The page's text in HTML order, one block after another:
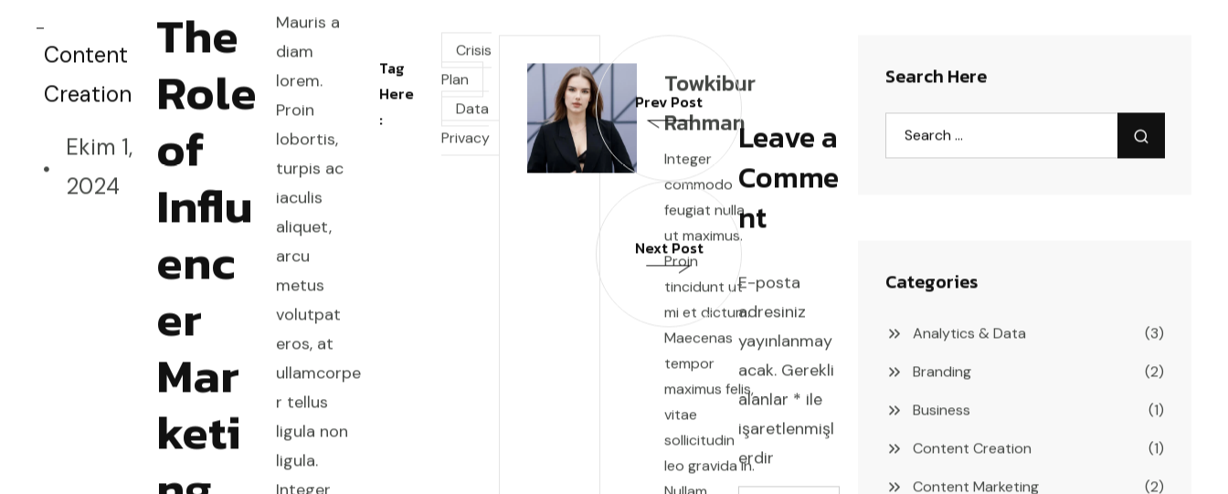
Content
Creation
Ekim 1,
2024
The
Role
of
Influ
enc
er
Mar
keti
Mauris a
diam
lorem.
Proin
lobortis,
turpis ac
iaculis
aliquet,
arcu
metus
volutpat
eros, at
ullamcorpe
r tellus
ligula non
ligula.
Tag
Here
:
Crisis
Plan
Data
Privacy
Towkibur
Rahman
Integer
commodo
feugiat nulla
ut maximus.
Proin
tincidunt ut
mi et dictum.
Maecenas
tempor
maximus felis,
vitae
sollicitudin
leo gravida in.
Prev Post
Next Post
Leave a
Comme
nt
E-posta
adresiniz
yayınlanmay
acak. Gerekli
alanlar * ile
işaretlenmişl
erdir
Search Here
Categories
Analytics & Data
(3)
Branding
(2)
Business
(1)
Content Creation
(1)
Content Marketing
(2)